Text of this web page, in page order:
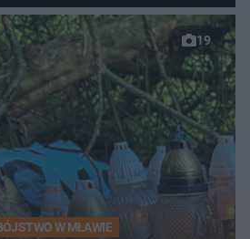
19
W MŁAWIE